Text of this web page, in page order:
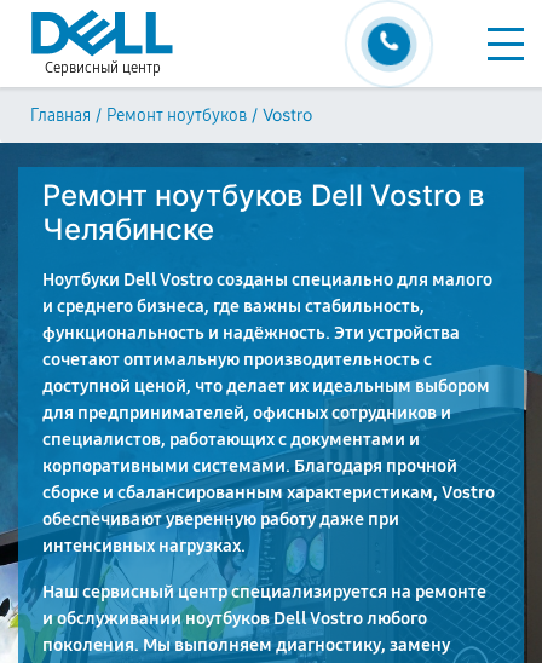
Сервисный центр
Главная / Ремонт ноутбуков / Vostro
Ремонт ноутбуков Dell Vostro в
Челябинске
Ноутбуки Dell Vostro созданы специально для малого
и среднего бизнеса, где важны стабильность,
функциональность и надёжность. Эти устройства
сочетают оптимальную производительность с
доступной ценой, что делает их идеальным выбором
для предпринимателей, офисных сотрудников и
специалистов, работающих с документами и
корпоративными системами. Благодаря прочной
сборке и сбалансированным характеристикам, Vostro
обеспечивают уверенную работу даже при
интенсивных нагрузках.
Наш сервисный центр специализируется на ремонте
и обслуживании ноутбуков Dell Vostro любого
поколения. Мы выполняем диагностику, замену